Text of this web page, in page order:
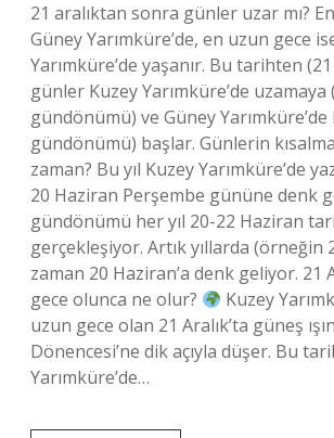
21 aralıktan sonra günler uzar mı?
Güney Yarımküre’de, en uzun gece
Yarımküre’de yaşanır. Bu tarihten
günler Kuzey Yarımküre’de uzamaya
gündönümü) ve Güney Yarımküre’de
gündönümü) başlar. Günlerin
zaman? Bu yıl Kuzey Yarımküre’de
20 Haziran Perşembe gününe denk
gündönümü her yıl 20-22 Haziran
gerçekleşiyor. Artık yıllarda (örneğin
zaman 20 Haziran’a denk geliyor. 21
gece olunca ne olur?
Kuzey
uzun gece olan 21 Aralık’ta güneş
Dönencesi’ne dik açıyla düşer. Bu
Yarımküre’de…